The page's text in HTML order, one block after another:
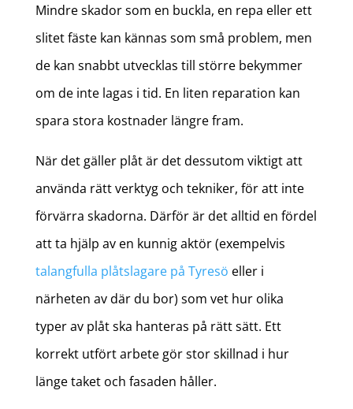
Mindre skador som en buckla, en repa eller ett
slitet fäste kan kännas som små problem, men
de kan snabbt utvecklas till större bekymmer
om de inte lagas i tid. En liten reparation kan
spara stora kostnader längre fram.
När det gäller plåt är det dessutom viktigt att
använda rätt verktyg och tekniker, för att inte
förvärra skadorna. Därför är det alltid en fördel
att ta hjälp av en kunnig aktör (exempelvis
talangfulla plåtslagare på Tyresö eller i
närheten av där du bor) som vet hur olika
typer av plåt ska hanteras på rätt sätt. Ett
korrekt utfört arbete gör stor skillnad i hur
länge taket och fasaden håller.